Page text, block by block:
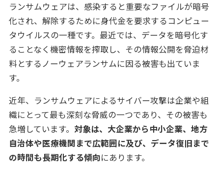
ランサムウェアは、感染すると重要なファイルが暗号
化され、解除するために身代金を要求するコンピュー
タウイルスの一種です。最近では、データを暗号化す
ることなく機密情報を搾取し、その情報公開を脅迫材
料とするノーウェアランサムに因る被害も出ていま
す。
近年、ランサムウェアによるサイバー攻撃は企業や組
織にとって最も深刻な脅威の一つであり、その被害も
急増しています。 対象は、大企業から中小企業、地方
自治体や医療機関まで広範囲に及び、データ復旧まで
の時間も長期化する傾向にあります。